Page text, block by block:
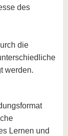
des
die
werden.
Lernen und